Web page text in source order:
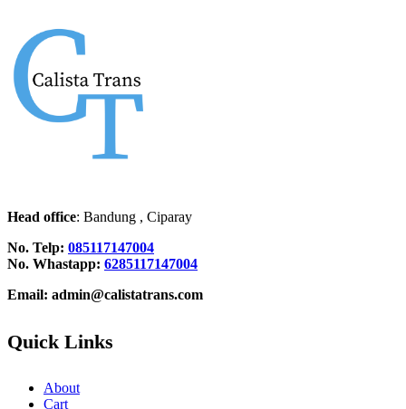
Head office: Bandung , Ciparay
No. Telp: 085117147004
No. Whastapp: 6285117147004
Email: admin@calistatrans.com
Quick Links
About
Cart